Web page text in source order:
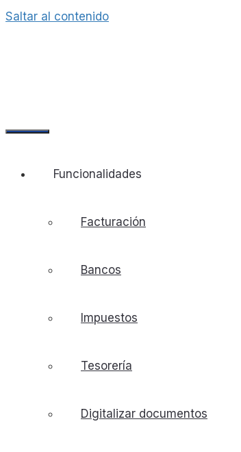
Saltar al contenido
Funcionalidades
Facturación
Bancos
Impuestos
Tesorería
Digitalizar documentos